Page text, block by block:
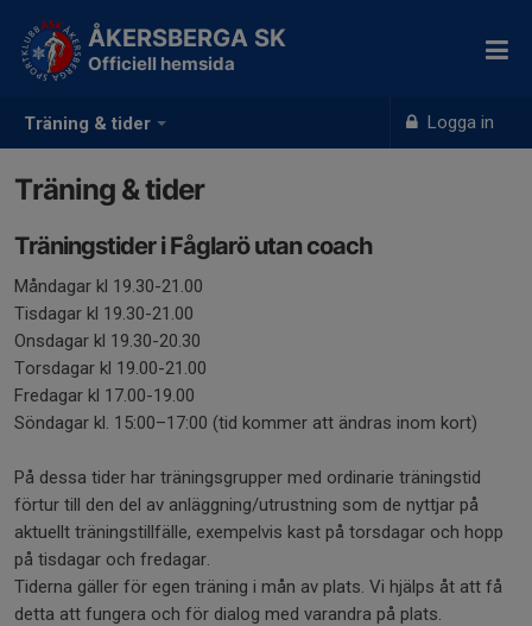
Träning & tider Logga in
ÅKERSBERGA SK
Officiell hemsida
Träning & tider
Träningstider i Fåglarö utan coach
Måndagar kl 19.30-21.00
Tisdagar kl 19.30-21.00
Onsdagar kl 19.30-20.30
Torsdagar kl 19.00-21.00
Fredagar kl 17.00-19.00
Söndagar kl. 15:00–17:00 (tid kommer att ändras inom kort)
På dessa tider har träningsgrupper med ordinarie träningstid
förtur till den del av anläggning/utrustning som de nyttjar på
aktuellt träningstillfälle, exempelvis kast på torsdagar och hopp
på tisdagar och fredagar.
Tiderna gäller för egen träning i mån av plats. Vi hjälps åt att få
detta att fungera och för dialog med varandra på plats.